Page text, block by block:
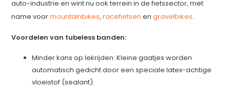
auto-industrie en wint nu ook terrein in de fietssector, met
name voormountainbikes,racefietsen engravelbikes.
Voordelen van tubeless banden:
Minder kans op lekrijden: Kleine gaatjes worden
automatisch gedicht door een speciale latex-achtige
vloeistof (sealant).